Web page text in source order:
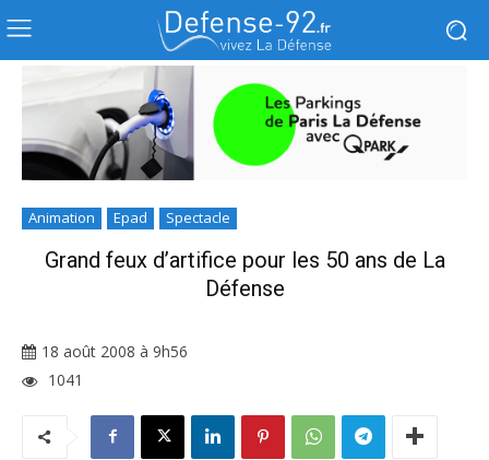
Animation Epad Spectacle
Grand feux d’artifice pour les 50 ans de La
Défense
18 août 2008 à 9h56
1041